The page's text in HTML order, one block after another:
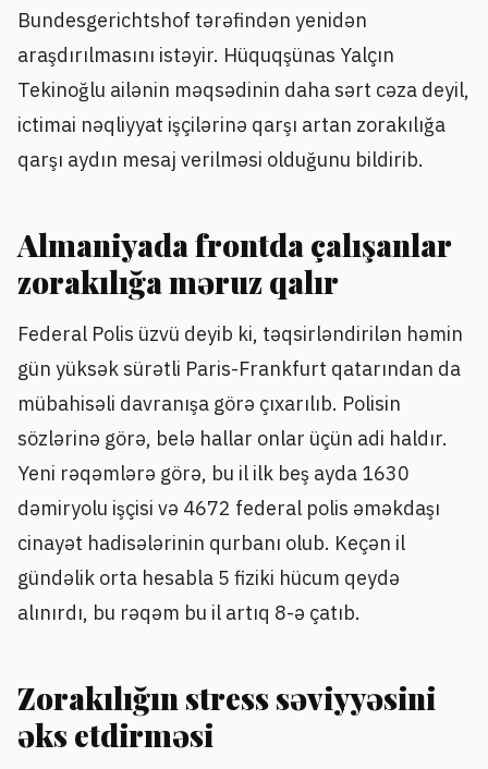
Bundesgerichtshof tərəfindən yenidən
araşdırılmasını istəyir. Hüquqşünas Yalçın
Tekinoğlu ailənin məqsədinin daha sərt cəza deyil,
ictimai nəqliyyat işçilərinə qarşı artan zorakılığa
qarşı aydın mesaj verilməsi olduğunu bildirib.
Almaniyada frontda çalışanlar
zorakılığa məruz qalır
Federal Polis üzvü deyib ki, təqsirləndirilən həmin
gün yüksək sürətli Paris-Frankfurt qatarından da
mübahisəli davranışa görə çıxarılıb. Polisin
sözlərinə görə, belə hallar onlar üçün adi haldır.
Yeni rəqəmlərə görə, bu il ilk beş ayda 1630
dəmiryolu işçisi və 4672 federal polis əməkdaşı
cinayət hadisələrinin qurbanı olub. Keçən il
gündəlik orta hesabla 5 fiziki hücum qeydə
alınırdı, bu rəqəm bu il artıq 8-ə çatıb.
Zorakılığın stress səviyyəsini
əks etdirməsi